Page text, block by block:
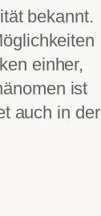
bekannt.
einher,
ist
auch in der